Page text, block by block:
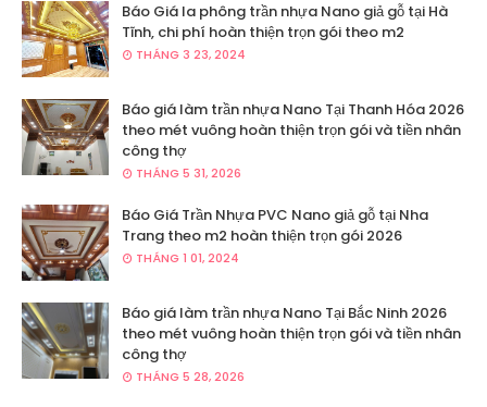
Báo Giá la phông trần nhựa Nano giả gỗ tại Hà
Tĩnh, chi phí hoàn thiện trọn gói theo m2
THÁNG 3 23, 2024
Báo giá làm trần nhựa Nano Tại Thanh Hóa 2026
theo mét vuông hoàn thiện trọn gói và tiền nhân
công thợ
THÁNG 5 31, 2026
Báo Giá Trần Nhựa PVC Nano giả gỗ tại Nha
Trang theo m2 hoàn thiện trọn gói 2026
THÁNG 1 01, 2024
Báo giá làm trần nhựa Nano Tại Bắc Ninh 2026
theo mét vuông hoàn thiện trọn gói và tiền nhân
công thợ
THÁNG 5 28, 2026